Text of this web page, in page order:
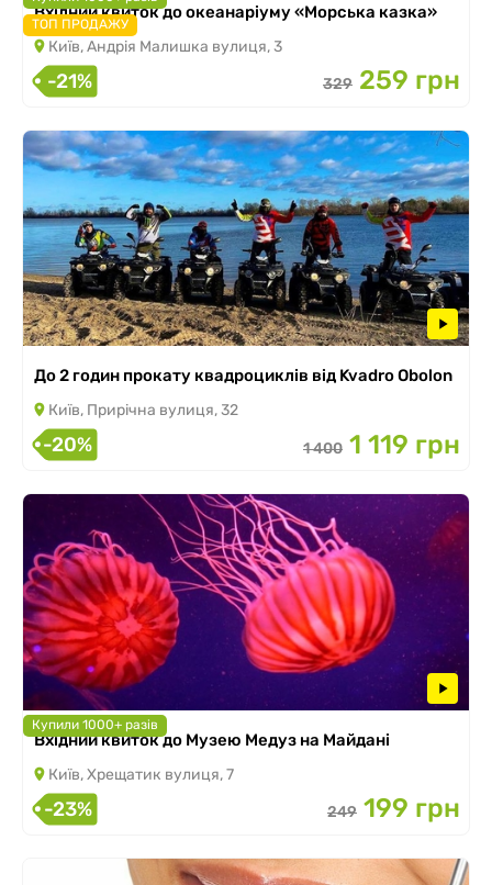
ТОП ПРОДАЖУ
Вхідний квиток до океанаріуму «Морська казка»
Київ, Андрія Малишка вулиця, 3
-21% 329 259 грн
До 2 годин прокату квадроциклів від Kvadro Obolon
Київ, Прирічна вулиця, 32
-20% 1 400 1 119 грн
Купили 1000+ разів
Вхідний квиток до Музею Медуз на Майдані
Київ, Хрещатик вулиця, 7
-23% 249 199 грн